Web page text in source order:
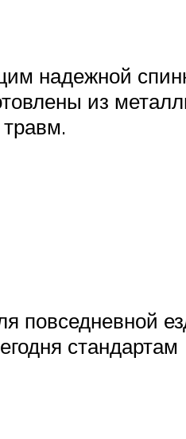
надежной
из
повседневной
стандартам